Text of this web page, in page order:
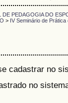
PEDAGOGIA DO
> IV Seminário de
cadastrar no
no